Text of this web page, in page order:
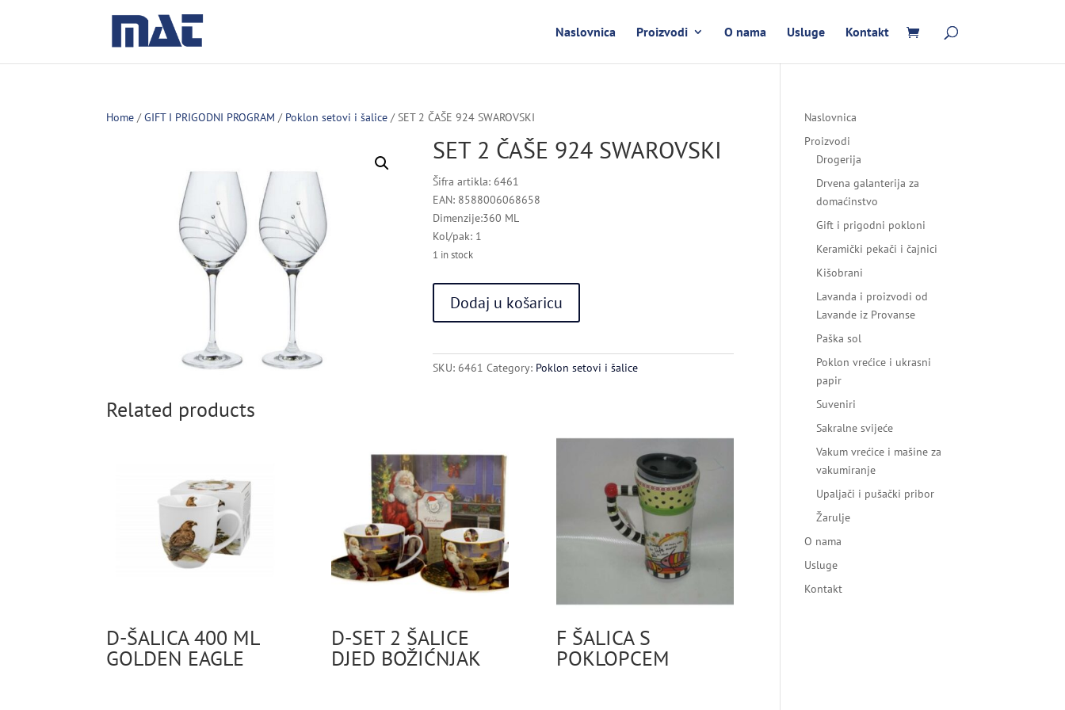
Naslovnica Proizvodi O nama Usluge Kontakt
Home /GIFT I PRIGODNI PROGRAM / Poklon setovi i šalice / SET 2 ČAŠE 924 SWAROVSKI
SET 2 ČAŠE 924 SWAROVSKI
Šifra artikla: 6461
EAN: 8588006068658
Dimenzije:360 ML
Kol/pak: 1
1 in stock
ČAŠE
SWAROVSKI
Dodaj u košaricu
SKU: 6461 Category: Poklon setovi i šalice
Related products
D-ŠALICA 400 ML
GOLDEN EAGLE
D-SET 2 ŠALICE
DJED BOŽIĆNJAK
F ŠALICA S
POKLOPCEM
Naslovnica
Proizvodi
Drogerija
Drvena galanterija za
domaćinstvo
Gift i prigodni pokloni
Keramički pekači i čajnici
Kišobrani
Lavanda i proizvodi od
Lavande iz Provanse
Paška sol
Poklon vrećice i ukrasni
papir
Suveniri
Sakralne svijeće
Vakum vrećice i mašine za
vakumiranje
Upaljači i pušački pribor
Žarulje
O nama
Usluge
Kontakt